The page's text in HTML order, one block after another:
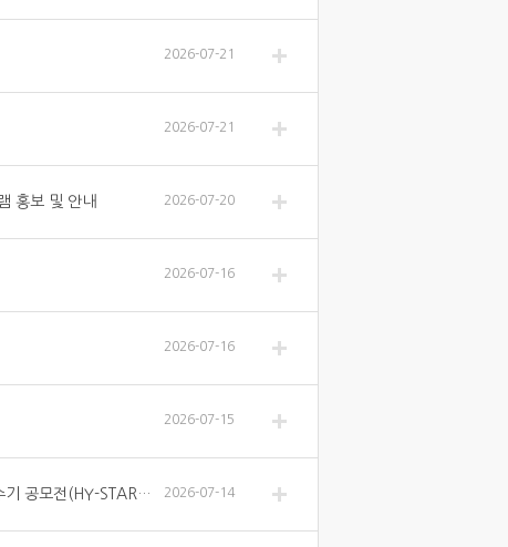
2026-07-21
2026-07-21
홍보 및 안내 2026-07-20
2026-07-16
2026-07-16
2026-07-15
[홍보/ 학문후속세대지원센터] 2026-1학기 HY-BK21 프로그램 수기 공모전(HY-START) 안내 2026-07-14